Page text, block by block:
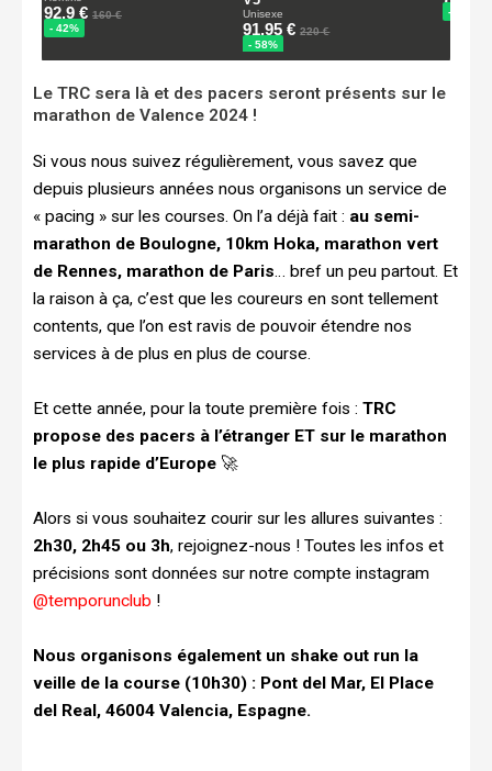
Le TRC sera là et des pacers seront présents sur le
marathon de Valence 2024 !
Si vous nous suivez régulièrement, vous savez que
depuis plusieurs années nous organisons un service de
« pacing » sur les courses. On l’a déjà fait : au semi-
marathon de Boulogne, 10km Hoka, marathon vert
de Rennes, marathon de Paris… bref un peu partout. Et
la raison à ça, c’est que les coureurs en sont tellement
contents, que l’on est ravis de pouvoir étendre nos
services à de plus en plus de course.
Et cette année, pour la toute première fois : TRC
propose des pacers à l’étranger ET sur le marathon
le plus rapide d’Europe 🚀
Alors si vous souhaitez courir sur les allures suivantes :
2h30, 2h45 ou 3h, rejoignez-nous ! Toutes les infos et
précisions sont données sur notre compte instagram
@temporunclub !
Nous organisons également un shake out run la
veille de la course (10h30) : Pont del Mar, El Place
del Real, 46004 Valencia, Espagne.